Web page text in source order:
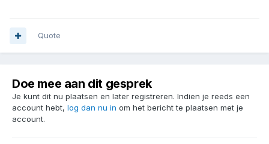
Quote
Doe mee aan dit gesprek
Je kunt dit nu plaatsen en later registreren. Indien je reeds een
account hebt, log dan nu in om het bericht te plaatsen met je
account.